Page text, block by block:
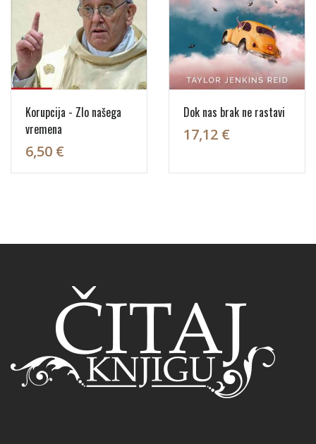
Korupcija - Zlo našega
vremena
6,50 €
Dok nas brak ne rastavi
17,12 €